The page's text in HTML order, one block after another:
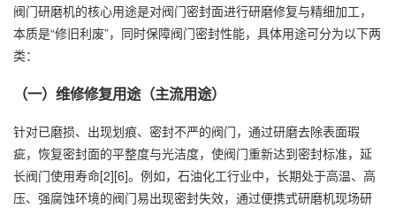
阀门研磨机的核心用途是对阀门密封面进行研磨修复与精细加工，
本质是“修旧利废”，同时保障阀门密封性能，具体用途可分为以下两
类：
（一）维修修复用途（主流用途）
针对已磨损、出现划痕、密封不严的阀门，通过研磨去除表面瑕
疵，恢复密封面的平整度与光洁度，使阀门重新达到密封标准，延
长阀门使用寿命[2][6]。例如，石油化工行业中，长期处于高温、高
压、强腐蚀环境的阀门易出现密封失效，通过便携式研磨机现场研